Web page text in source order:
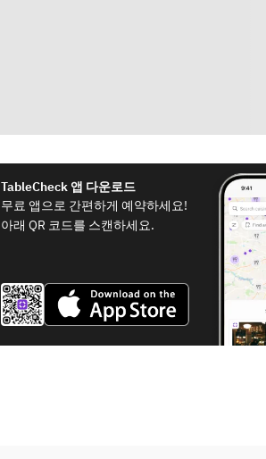
TableCheck 앱 다운로드
무료 앱으로 간편하게 예약하세요!
아래 QR 코드를 스캔하세요.